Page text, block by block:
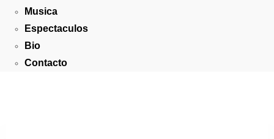
Musica
Espectaculos
Bio
Contacto